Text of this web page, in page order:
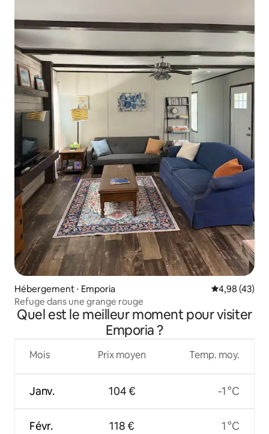
Hébergement ⋅ Emporia Évaluation
4,98 (43)
Refuge dans une grange rouge
Quel est le meilleur moment pour visiter
Emporia ?
Mois
Janv.
Févr.
Prix moyen
104 €
118 €
Temp. moy.
-1 °C
1 °C